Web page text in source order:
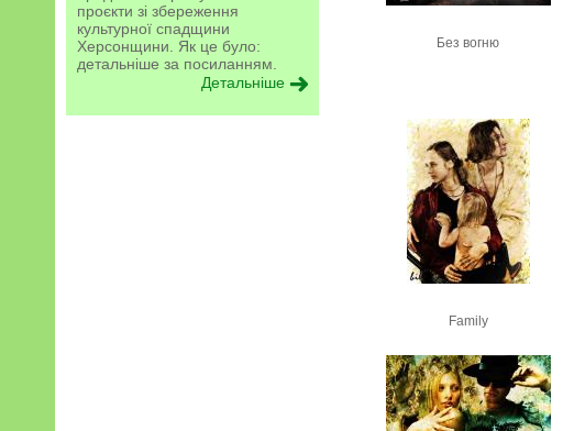
проєкти зі збереження
культурної спадщини
Херсонщини. Як це було:
детальніше за посиланням.
Детальніше
Без вогню
Family